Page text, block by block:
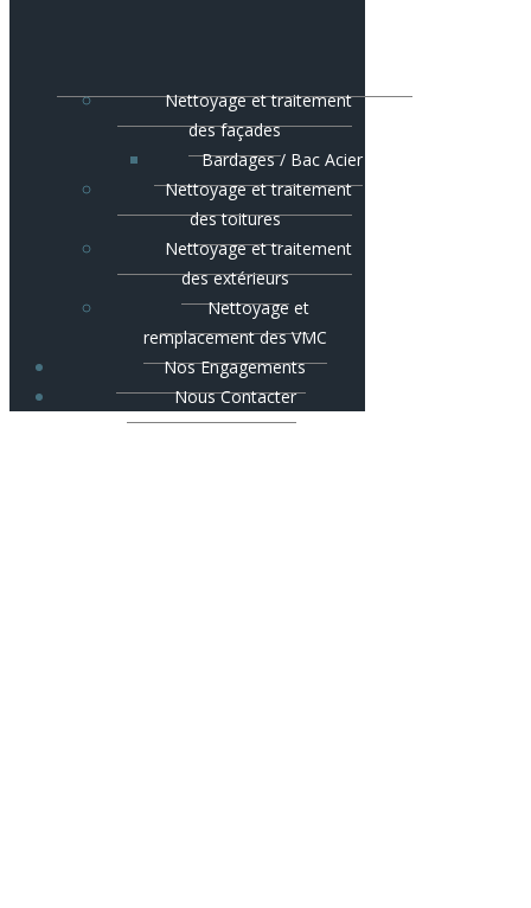
Nettoyage et traitement
des façades
Bardages / Bac Acier
Nettoyage et traitement
des toitures
Nettoyage et traitement
des extérieurs
Nettoyage et
remplacement des VMC
Nos Engagements
Nous Contacter